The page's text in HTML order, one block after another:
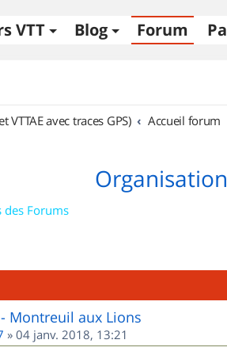
VTT Blog Forum
VTTAE avec traces GPS)
Accueil forum
des Forums
Montreuil aux Lions
» 04 janv. 2018, 13:21